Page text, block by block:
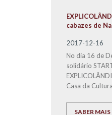
cabazes de
2017-12-16
No dia 16 de
solidário
Casa da
SABER MAIS